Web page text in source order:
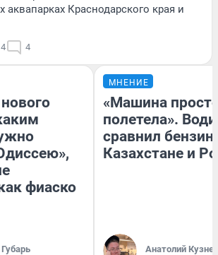
аквапарках Краснодарского края и
4
фиаско
МНЕНИЕ
«Машина
полетела».
сравнил бензин
Казахстане и
Анатолий